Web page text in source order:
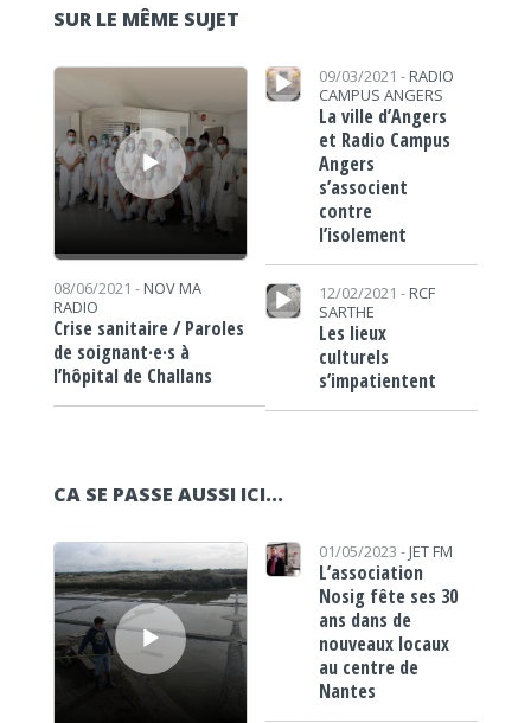
SUR LE MÊME SUJET
Lecteur audio
08/06/2021 - NOV MA
RADIO
Crise sanitaire / Paroles
de soignant·e·s à
l’hôpital de Challans
Lecteur audio 09/03/2021 - RADIO
CAMPUS ANGERS
La ville d’Angers
et Radio Campus
Angers
s’associent
contre
l’isolement
Lecteur audio
12/02/2021 - RCF
SARTHE
Les lieux
culturels
s’impatientent
CA SE PASSE AUSSI ICI...
Lecteur audio
01/05/2023 - JET FM
L’association
Nosig fête ses 30
ans dans de
nouveaux locaux
au centre de
Nantes